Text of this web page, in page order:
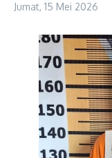
Jumat, 15 Mei 2026